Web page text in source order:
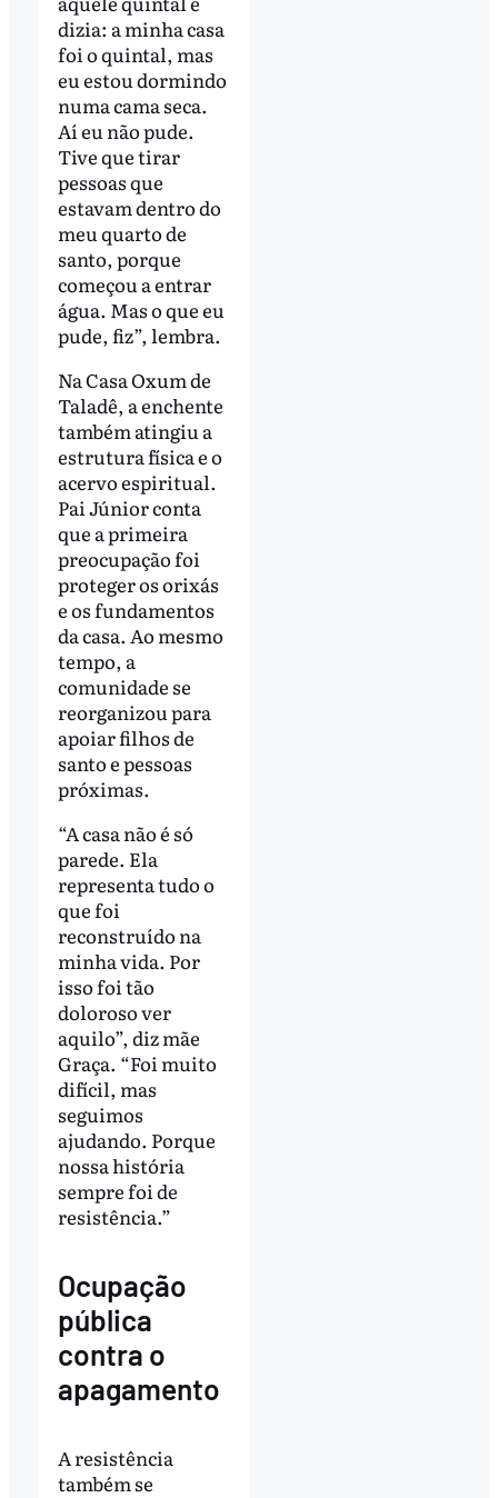
dizia: a minha casa
foi o quintal, mas
eu estou dormindo
numa cama seca.
Aí eu não pude.
Tive que tirar
pessoas que
estavam dentro do
meu quarto de
santo, porque
começou a entrar
água. Mas o que eu
pude, fiz”, lembra.
Na Casa Oxum de
Taladê, a enchente
também atingiu a
estrutura física e o
acervo espiritual.
Pai Júnior conta
que a primeira
preocupação foi
proteger os orixás
e os fundamentos
da casa. Ao mesmo
tempo, a
comunidade se
reorganizou para
apoiar filhos de
santo e pessoas
próximas.
“A casa não é só
parede. Ela
representa tudo o
que foi
reconstruído na
minha vida. Por
isso foi tão
doloroso ver
aquilo”, diz mãe
Graça. “Foi muito
difícil, mas
seguimos
ajudando. Porque
nossa história
sempre foi de
resistência.”
Ocupação
pública
contra o
apagamento
A resistência
também se